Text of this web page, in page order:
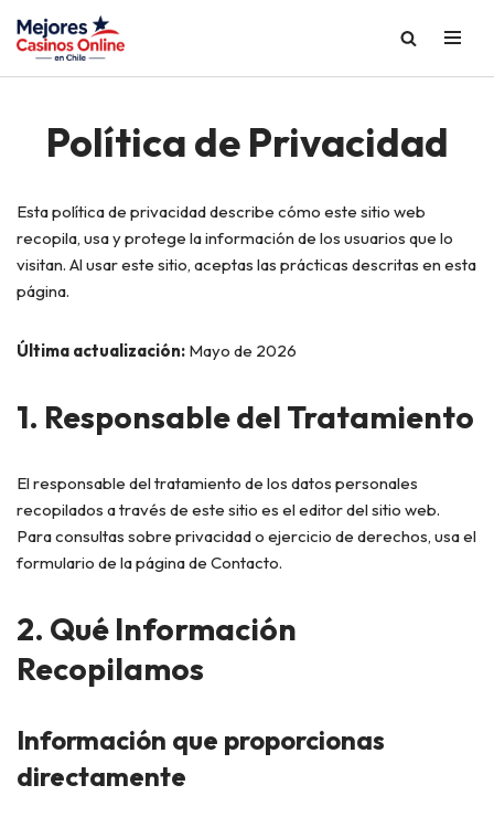
Saltar
Política de Privacidad
Esta política de privacidad describe cómo este sitio web
recopila, usa y protege la información de los usuarios que lo
visitan. Al usar este sitio, aceptas las prácticas descritas en esta
página.
Última actualización: Mayo de 2026
1. Responsable del Tratamiento
El responsable del tratamiento de los datos personales
recopilados a través de este sitio es el editor del sitio web.
Para consultas sobre privacidad o ejercicio de derechos, usa el
formulario de la página de Contacto.
2. Qué Información
Recopilamos
Información que proporcionas
directamente